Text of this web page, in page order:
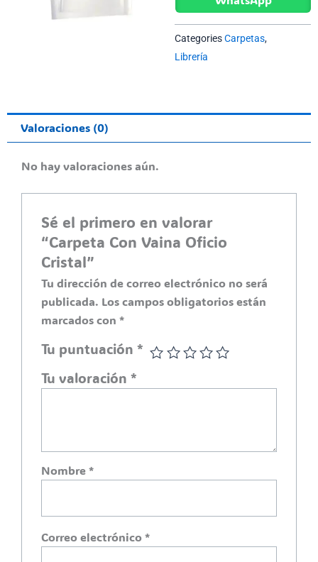
CategoriesCarpetas,
Librería
Valoraciones (0)
No hay valoraciones aún.
Sé el primero en valorar
“Carpeta Con Vaina Oficio
Cristal”
Tu dirección de correo electrónico no será
publicada. Los campos obligatorios están
marcados con *
Tu puntuación *
Tu valoración *
Nombre*
Correo electrónico*